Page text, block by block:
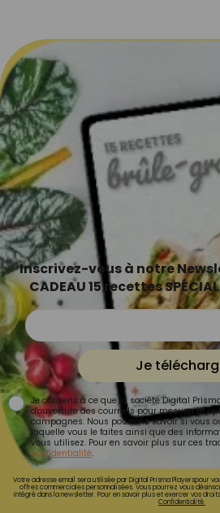
Inscrivez-vous à notre
CADEAU 15 recettes
Je
Je consens à ce que la société Digital
d'ouverture des courriels pour mesurer et
campagnes. Nous pourrons savoir si vous
laquelle vous le faites ainsi que des
vous utilisez. Pour en savoir plus sur ces
confidentialité.
Votre adresse email sera utilisée par Digital Prisma Playerspour
offres commerciales personnalisées. Vous pourrez vous
intégré dans la newsletter. Pour en savoir plus et exercer vos
Confidentialité.